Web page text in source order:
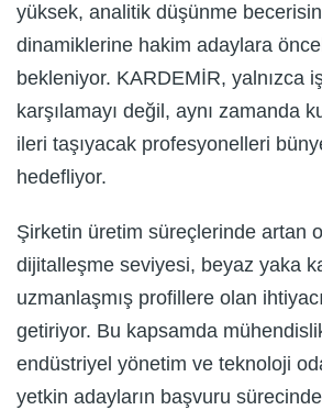
yüksek, analitik düşünme
dinamiklerine hakim adaylara
bekleniyor. KARDEMİR, yalnızca
karşılamayı değil, aynı zamanda
ileri taşıyacak profesyonelleri
hedefliyor.
Şirketin üretim süreçlerinde artan
dijitalleşme seviyesi, beyaz yaka
uzmanlaşmış profillere olan
getiriyor. Bu kapsamda
endüstriyel yönetim ve teknoloji
yetkin adayların başvuru sürecinde